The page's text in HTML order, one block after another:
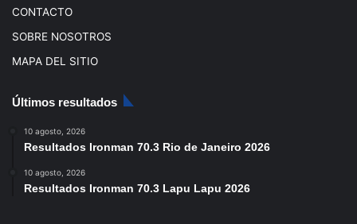
CONTACTO
SOBRE NOSOTROS
MAPA DEL SITIO
Últimos resultados
10 agosto, 2026
Resultados Ironman 70.3 Rio de Janeiro 2026
10 agosto, 2026
Resultados Ironman 70.3 Lapu Lapu 2026